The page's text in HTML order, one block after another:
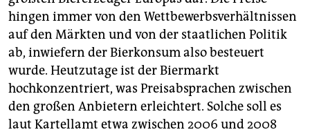
hingen immer von den Wettbewerbsverhältnissen
auf den Märkten und von der staatlichen Politik
ab, inwiefern der Bierkonsum also besteuert
wurde. Heutzutage ist der Biermarkt
hochkonzentriert, was Preisabsprachen zwischen
den großen Anbietern erleichtert. Solche soll es
laut Kartellamt etwa zwischen 2006 und 2008